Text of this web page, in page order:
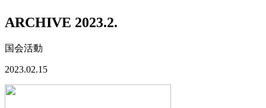
ARCHIVE 2023.2.
国会活動
2023.02.15